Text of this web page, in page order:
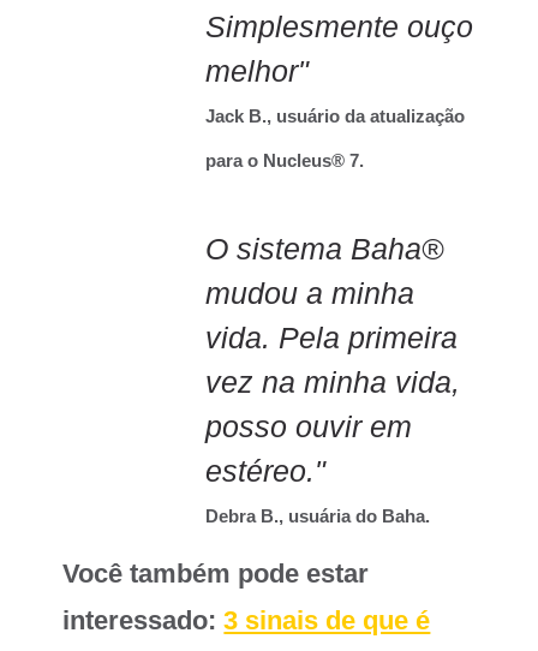
Simplesmente ouço
melhor"
Jack B., usuário da atualização
para o Nucleus® 7. ​
O sistema Baha®
mudou a minha
vida. Pela primeira
vez na minha vida,
posso ouvir em
estéreo."
Debra B., usuária do Baha.
Você também pode estar
interessado:3 sinais de que é